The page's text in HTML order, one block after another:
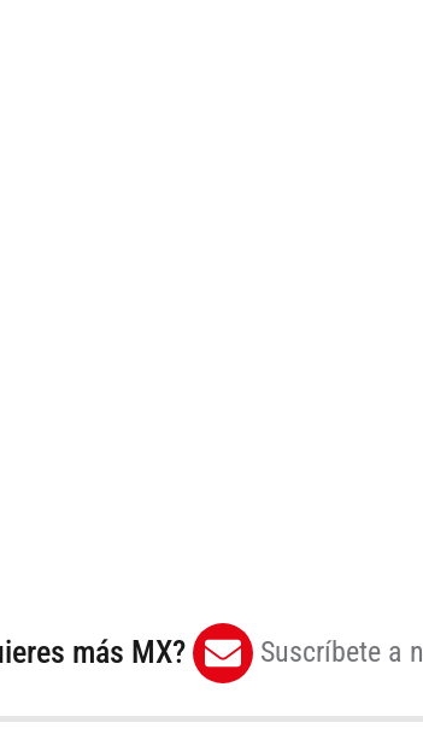
más MX? Suscríbete a